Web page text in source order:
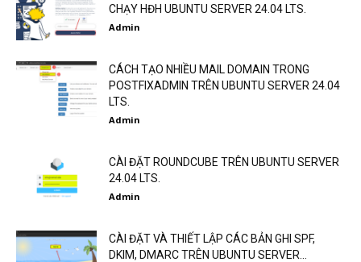
CHẠY HĐH UBUNTU SERVER 24.04 LTS.
Admin
CÁCH TẠO NHIỀU MAIL DOMAIN TRONG
POSTFIXADMIN TRÊN UBUNTU SERVER 24.04
LTS.
Admin
CÀI ĐẶT ROUNDCUBE TRÊN UBUNTU SERVER
24.04 LTS.
Admin
CÀI ĐẶT VÀ THIẾT LẬP CÁC BẢN GHI SPF,
DKIM, DMARC TRÊN UBUNTU SERVER...